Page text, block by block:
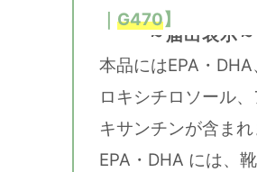
｜G470】
～届出表示～
本品にはEPA・DHA
ロキシチロソール、
キサンチンが含まれ
EPA・DHA には、